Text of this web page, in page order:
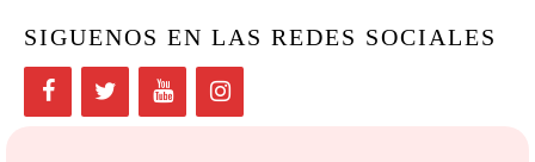
SIGUENOS EN LAS REDES SOCIALES